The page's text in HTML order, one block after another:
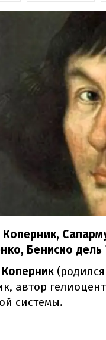
Бенисио дель
автор
системы.